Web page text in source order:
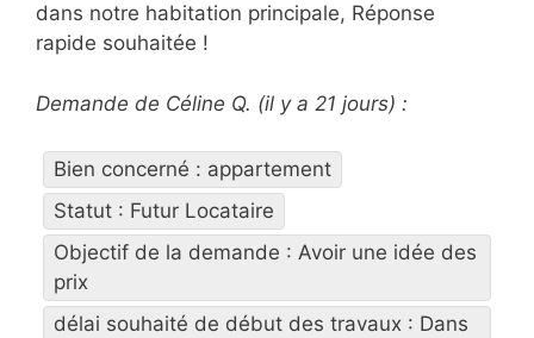
dans notre habitation principale, Réponse
rapide souhaitée !
Demande de Céline Q. (il y a 21 jours) :
Bien concerné : appartement
Statut : Futur Locataire
Objectif de la demande : Avoir une idée des
prix
délai souhaité de début des travaux : Dans